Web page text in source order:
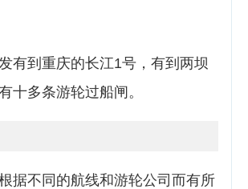
有到重庆的长江1号，有到两坝
十多条游轮过船闸。
据不同的航线和游轮公司而有所